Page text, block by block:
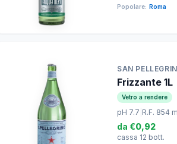
Popolare: Roma
SAN
Frizzante 1L
Vetro a rendere
pH 7.7 R.F. 854
da €0,92
cassa 12 bott.